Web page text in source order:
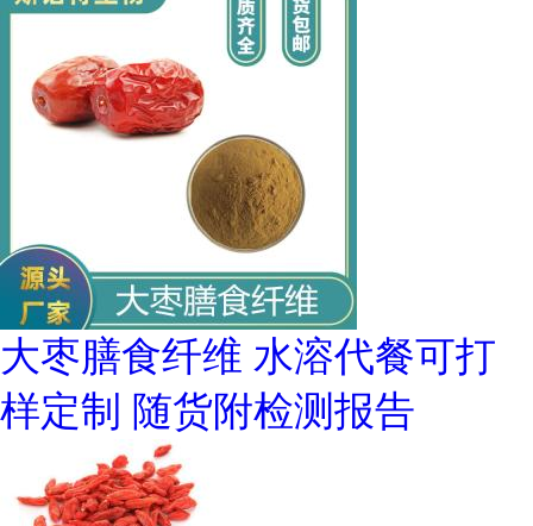
大枣膳食纤维 水溶代餐可打
样定制 随货附检测报告